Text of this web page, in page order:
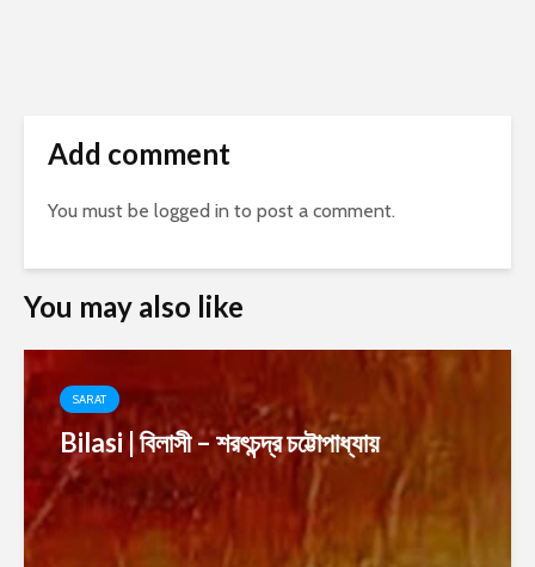
Add comment
You must be logged in to post a comment.
You may also like
SARAT
Bilasi | বিলাসী – শরৎচন্দ্র চট্টোপাধ্যায়